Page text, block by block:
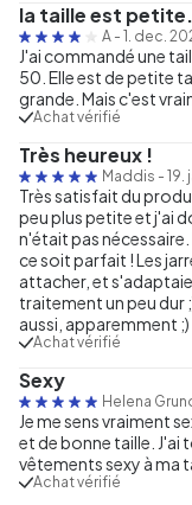
la taille est petite.
A - 1. dec.
J'ai commandé une
50. Elle est de petite
grande. Mais c'est
Achat vérifié
Très heureux !
Maddis - 19.
Très satisfait du
peu plus petite et j'ai
n'était pas
ce soit parfait ! Les
attacher, et
traitement un peu dur
aussi, apparemment
Achat vérifié
Sexy
Helena
Je me sens vraiment
et de bonne taille. J'ai
vêtements sexy à ma
Achat vérifié